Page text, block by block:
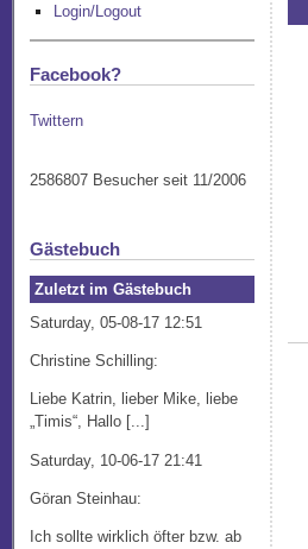
Login/Logout
Facebook?
Twittern
2586807 Besucher seit 11/2006
Gästebuch
Zuletzt im Gästebuch
Saturday, 05-08-17 12:51
Christine Schilling:
Liebe Katrin, lieber Mike, liebe
„Timis“, Hallo [...]
Saturday, 10-06-17 21:41
Göran Steinhau:
Ich sollte wirklich öfter bzw. ab